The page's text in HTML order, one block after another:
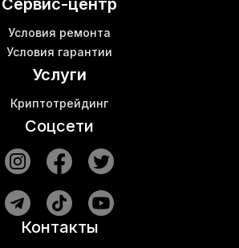
Сервис-центр
Условия ремонта
Условия гарантии
Услуги
Криптотрейдинг
Соцсети
Контакты